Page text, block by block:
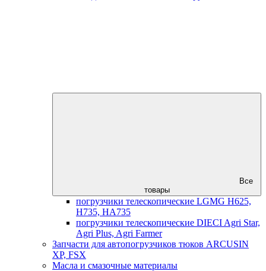
Все
товары
погрузчики телескопические LGMG H625,
H735, HA735
погрузчики телескопические DIECI Agri Star,
Agri Plus, Agri Farmer
Запчасти для автопогрузчиков тюков ARCUSIN
XP, FSX
Масла и смазочные материалы